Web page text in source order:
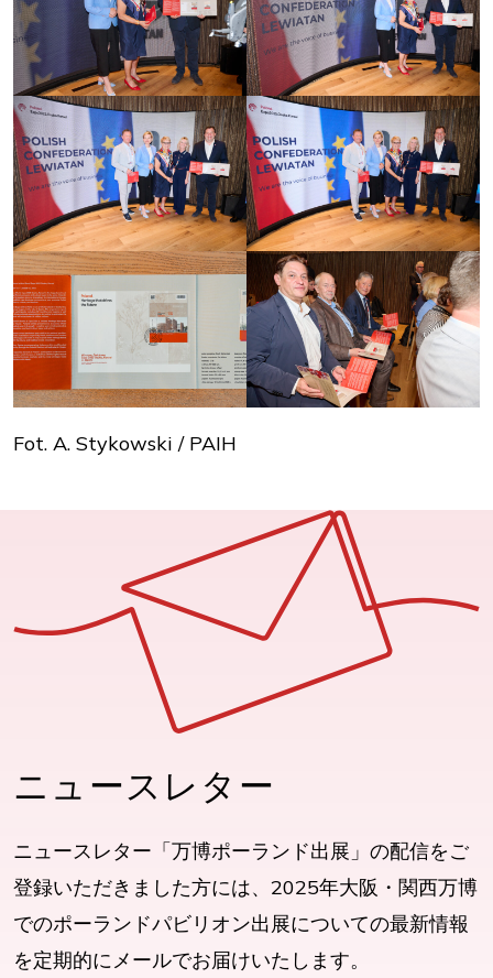
Fot. A. Stykowski / PAIH
ニュースレター
ニュースレター「万博ポーランド出展」の配信をご
登録いただきました方には、2025年大阪・関西万博
でのポーランドパビリオン出展についての最新情報
を定期的にメールでお届けいたします。